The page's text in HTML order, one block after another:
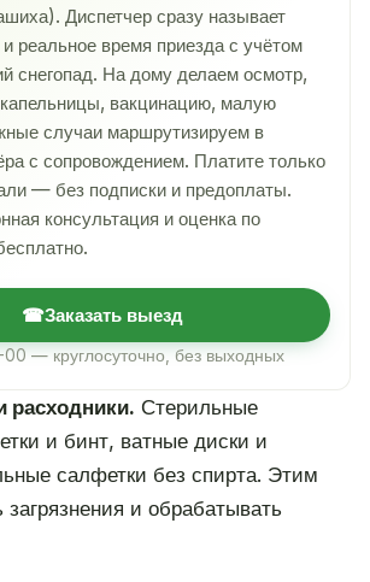
Диспетчер сразу называет
реальное время приезда с учётом
снегопад. На дому делаем осмотр,
вакцинацию, малую
случаи маршрутизируем в
с сопровождением. Платите только
— без подписки и предоплаты.
консультация и оценка по
☎Заказать выезд
— круглосуточно, без выходных
расходники. Стерильные
и бинт, ватные диски и
салфетки без спирта. Этим
и обрабатывать